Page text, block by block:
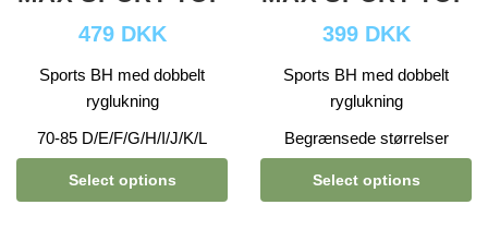
479 DKK
Sports BH med dobbelt
ryglukning
70-85 D/E/F/G/H/I/J/K/L
Select options
399 DKK
Sports BH med dobbelt
ryglukning
Begrænsede størrelser
Select options